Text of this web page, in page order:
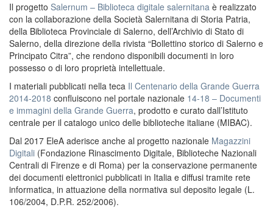
Il progetto Salernum – Biblioteca digitale salernitana è realizzato
con la collaborazione della Società Salernitana di Storia Patria,
della Biblioteca Provinciale di Salerno, dell’Archivio di Stato di
Salerno, della direzione della rivista “Bollettino storico di Salerno e
Principato Citra”, che rendono disponibili documenti in loro
possesso o di loro proprietà intellettuale.
I materiali pubblicati nella teca Il Centenario della Grande Guerra
2014-2018 confluiscono nel portale nazionale 14-18 – Documenti
e immagini della Grande Guerra, prodotto e curato dall’Istituto
centrale per il catalogo unico delle biblioteche italiane (MIBAC).
Dal 2017 EleA aderisce anche al progetto nazionale Magazzini
Digitali (Fondazione Rinascimento Digitale, Biblioteche Nazionali
Centrali di Firenze e di Roma) per la conservazione permanente
dei documenti elettronici pubblicati in Italia e diffusi tramite rete
informatica, in attuazione della normativa sul deposito legale (L.
106/2004, D.P.R. 252/2006).